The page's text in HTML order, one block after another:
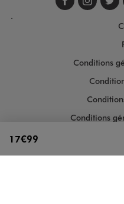
17€99
.
Conditions
Conditions
Politique de